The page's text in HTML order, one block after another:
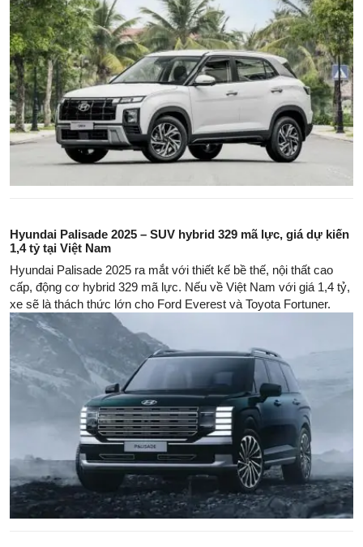
Hyundai Palisade 2025 – SUV hybrid 329 mã lực, giá dự kiến
1,4 tỷ tại Việt Nam
Hyundai Palisade 2025 ra mắt với thiết kế bề thế, nội thất cao
cấp, động cơ hybrid 329 mã lực. Nếu về Việt Nam với giá 1,4 tỷ,
xe sẽ là thách thức lớn cho Ford Everest và Toyota Fortuner.